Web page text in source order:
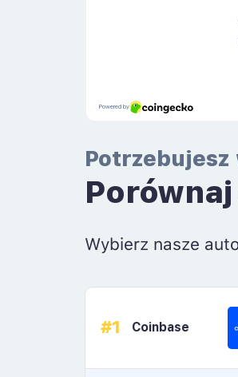
Wybierz nasze
#1 Coinbase